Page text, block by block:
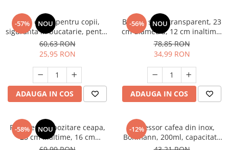
-57% NOU
Set 5 cutite pentru copii,
siguranta in bucatarie, pentru
fructe si legume, cu cutit din
lemn antitaiere, model
Dinozaur
60,63 RON
25,95 RON
ADAUGA IN COS
-56% NOU
Bol din sticla transparent, 23
cm diametru, 12 cm inaltime,
bol servire salata, fructe,
desert, multifunctional
78,85 RON
34,99 RON
ADAUGA IN COS
-58% NOU
Recipient depozitare ceapa,
25 cm inaltime, 16 cm
diametru, capac, aerisire,
-12%
Espressor cafea din inox,
Bohmann, 200ml, capacitate
maxima: 4 cupe